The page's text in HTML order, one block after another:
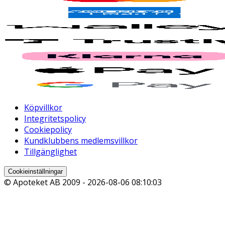
Köpvillkor
Integritetspolicy
Cookiepolicy
Kundklubbens medlemsvillkor
Tillgänglighet
Cookieinställningar
© Apoteket AB 2009 - 2026-08-06 08:10:03